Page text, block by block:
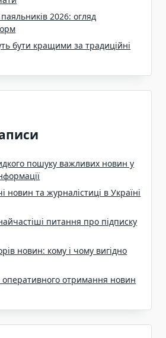
2026: огляд
бути кращими за традиційні
пошуку важливих новин у
новин та журналістиці в Україні
питання про підписку
новин: кому і чому вигідно
отримання новин